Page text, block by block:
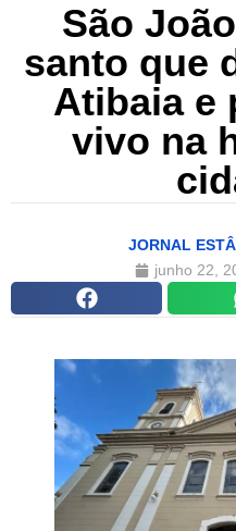
São
santo que
Atibaia e
vivo na
JORNAL
junho 22,